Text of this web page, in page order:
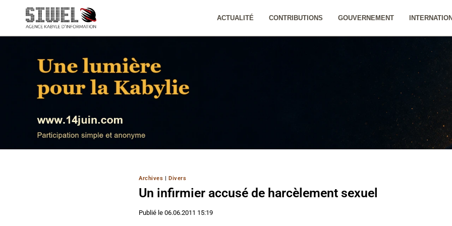
contenu
ACTUALITÉ CONTRIBUTIONS GOUVERNEMENT
Archives |Divers
Un infirmier accusé de harcèlement sexuel
Publié le 06.06.2011 15:19